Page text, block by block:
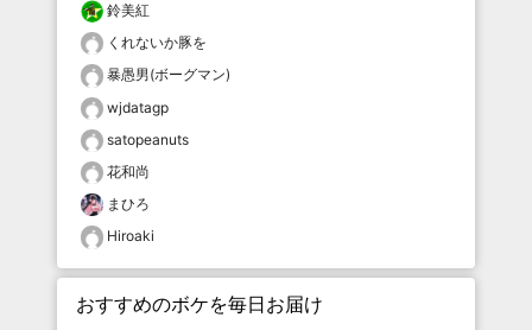
鈴美紅
くれないか豚を
暴愚男(ボーグマン)
wjdatagp
satopeanuts
花和尚
まひろ
Hiroaki
おすすめのボケを毎日お届け